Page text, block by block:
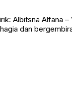
Albitsna Alfana –
dan